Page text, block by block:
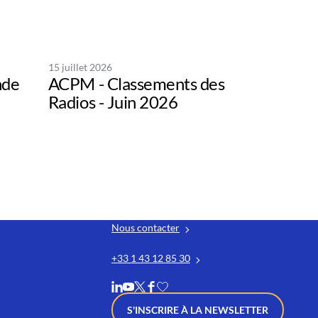
15 juillet 2026
ACPM - Classements des
Radios - Juin 2026
Nous contacter
+33 1 43 12 85 30
S'INSCRIRE À LA NEWSLETTER